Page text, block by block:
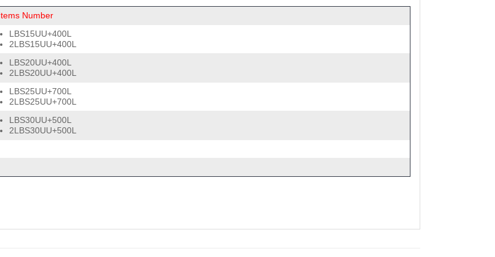
Items Number
LBS15UU+400L
2LBS15UU+400L
LBS20UU+400L
2LBS20UU+400L
LBS25UU+700L
2LBS25UU+700L
LBS30UU+500L
2LBS30UU+500L